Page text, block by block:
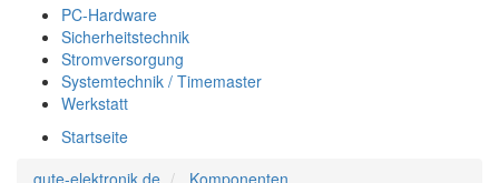
PC-Hardware
Sicherheitstechnik
Stromversorgung
Systemtechnik / Timemaster
Werkstatt
Startseite
gute-elektronik.de
Komponenten